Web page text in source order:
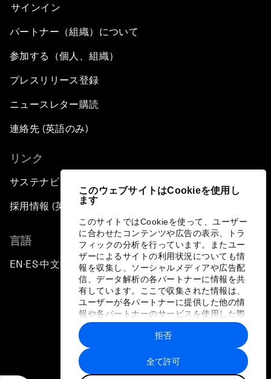
このウェブサイトはCookieを使用し
ます
このサイトではCookieを使って、ユーザー
に合わせたコンテンツや広告の表示、トラ
フィックの分析を行っています。またユー
ザーによるサイトの利用状況についても情
報を収集し、ソーシャルメディアや広告配
信、データ解析の各パートナーに情報を共
有しています。ここで収集された情報は、
ユーザーが各パートナーに提供した他の情
報や各パートナーのサービスを使用した際
に収集された情報と組み合わされ、各パー
トナーによって使用されることがありま
す。
全て許可
拒否
サインイン
パートナー（組織）について
参加する（個人、組織）
プレスリリース登録
ニュースレター購読
連絡先 (英語のみ)
リンク
サステナビリティへの取り組み
採用情報 (英語のみ)
言語
EN ▪ES▪中文▪ 日本語
プライバシーポリシーと利用規約
サイトマップ